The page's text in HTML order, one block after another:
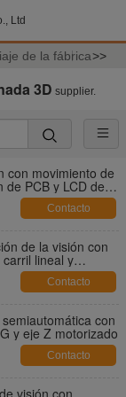
Ltd
de la fábrica>>
3D supplier.
con movimiento de
PCB y LCD de
Contacto
de la visión con
lineal y
Contacto
con
y eje Z motorizado
Contacto
visión con